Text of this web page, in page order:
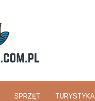
SPRZĘT TURYSTYKA